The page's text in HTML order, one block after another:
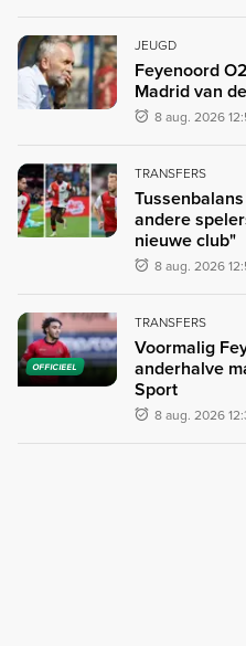
JEUGD
Feyenoord
Madrid van
8 aug. 2026
TRANSFERS
andere
nieuwe club"
8 aug. 2026
OFFICIEEL
TRANSFERS
Voormalig
anderhalve
Sport
8 aug. 2026